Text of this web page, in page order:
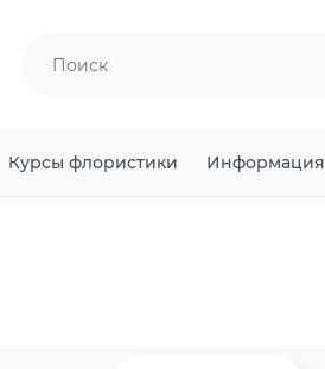
Курсы флористики Информация